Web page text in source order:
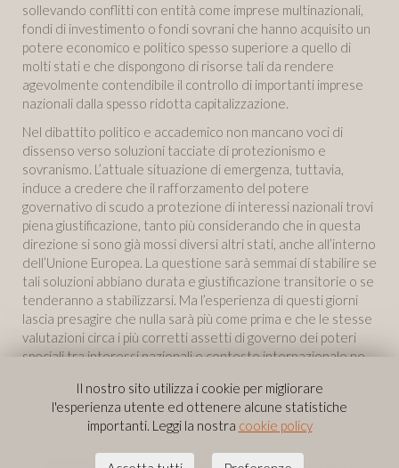
sollevando conflitti con entità come imprese multinazionali,
fondi di investimento o fondi sovrani che hanno acquisito un
potere economico e politico spesso superiore a quello di
molti stati e che dispongono di risorse tali da rendere
agevolmente contendibile il controllo di importanti imprese
nazionali dalla spesso ridotta capitalizzazione.
Nel dibattito politico e accademico non mancano voci di
dissenso verso soluzioni tacciate di protezionismo e
sovranismo. L’attuale situazione di emergenza, tuttavia,
induce a credere che il rafforzamento del potere
governativo di scudo a protezione di interessi nazionali trovi
piena giustificazione, tanto più considerando che in questa
direzione si sono già mossi diversi altri stati, anche all’interno
dell’Unione Europea. La questione sarà semmai di stabilire se
tali soluzioni abbiano durata e giustificazione transitorie o se
tenderanno a stabilizzarsi. Ma l’esperienza di questi giorni
lascia presagire che nulla sarà più come prima e che le stesse
valutazioni circa i più corretti assetti di governo dei poteri
speciali tra interessi nazionali e contesto internazionale ne
Donativi-GPriformaCOVID19
Il nostro sito utilizza i cookie per migliorare
l'esperienza utente ed ottenere alcune statistiche
importanti. Leggi la nostra cookie policy